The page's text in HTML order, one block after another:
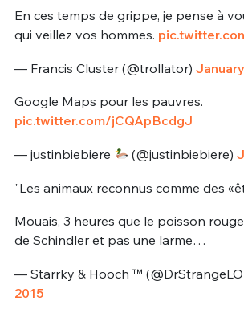
En ces temps de grippe, je pense à
qui veillez vos hommes.
— Francis Cluster (@trollator)
Google Maps pour les pauvres.
pic.twitter.com/jCQApBcdgJ
— justinbiebiere (@justinbiebiere)
"Les animaux reconnus comme des
Mouais, 3 heures que le poisson
de Schindler et pas une larme…
— Starrky & Hooch ™️
2015